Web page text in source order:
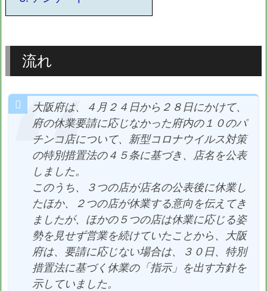
流れ
大阪府は、４月２４日から２８日にかけて、
府の休業要請に応じなかった府内の１０のパ
チンコ店について、新型コロナウイルス対策
の特別措置法の４５条に基づき、店名を公表
しました。
このうち、３つの店が店名の公表後に休業し
たほか、２つの店が休業する意向を伝えてき
ましたが、ほかの５つの店は休業に応じる姿
勢を見せず営業を続けていたことから、大阪
府は、要請に応じない場合は、３０日、特別
措置法に基づく休業の「指示」を出す方針を
示していました。